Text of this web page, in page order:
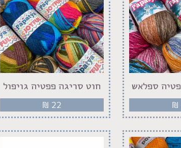
ספלאש
₪
חוט סריגה פפטיה גויפול
₪ 22